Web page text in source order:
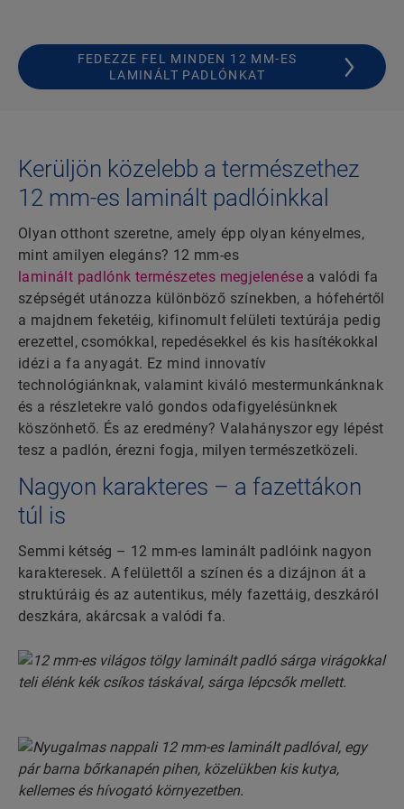
FEDEZZE FEL MINDEN 12 MM-ES
LAMINÁLT PADLÓNKAT
Kerüljön közelebb a természethez
12 mm-es laminált padlóinkkal
Olyan otthont szeretne, amely épp olyan kényelmes,
mint amilyen elegáns? 12 mm-es
laminált padlónk természetes megjelenése a valódi fa
szépségét utánozza különböző színekben, a hófehértől
a majdnem feketéig, kifinomult felületi textúrája pedig
erezettel, csomókkal, repedésekkel és kis hasítékokkal
idézi a fa anyagát. Ez mind innovatív
technológiánknak, valamint kiváló mestermunkánknak
és a részletekre való gondos odafigyelésünknek
köszönhető. És az eredmény? Valahányszor egy lépést
tesz a padlón, érezni fogja, milyen természetközeli.
Nagyon karakteres – a fazettákon
túl is
Semmi kétség – 12 mm-es laminált padlóink nagyon
karakteresek. A felülettől a színen és a dizájnon át a
struktúráig és az autentikus, mély fazettáig, deszkáról
deszkára, akárcsak a valódi fa.